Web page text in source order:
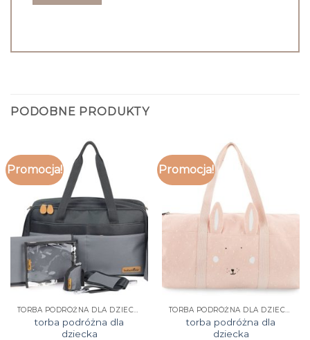
PODOBNE PRODUKTY
Promocja!
TORBA PODRÓŻNA DLA DZIECKA
torba podróżna dla
dziecka
Promocja!
TORBA PODRÓŻNA DLA DZIECKA
torba podróżna dla
dziecka